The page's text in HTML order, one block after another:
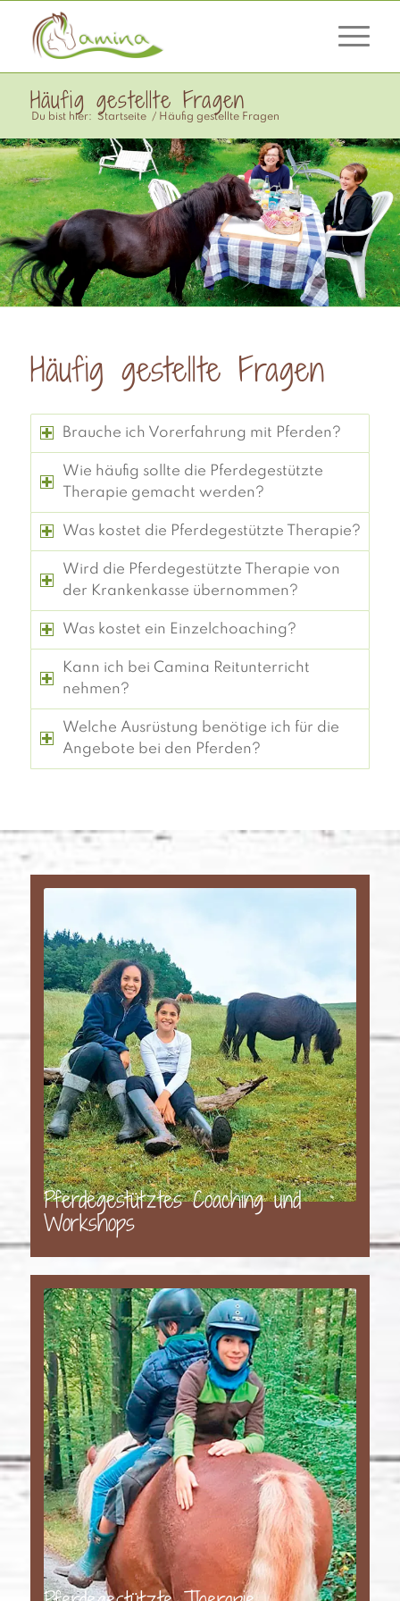
Häufig gestellte Fragen
Du bist hier: Startseite / Häufig gestellte Fragen
Häufig gestellte Fragen
Brauche ich Vorerfahrung mit Pferden?
Wie häufig sollte die Pferdegestützte
Therapie gemacht werden?
Was kostet die Pferdegestützte Therapie?
Wird die Pferdegestützte Therapie von
der Krankenkasse übernommen?
Was kostet ein Einzelchoaching?
Kann ich bei Camina Reitunterricht
nehmen?
Welche Ausrüstung benötige ich für die
Angebote bei den Pferden?
Pferdegestütztes Coaching und
Workshops